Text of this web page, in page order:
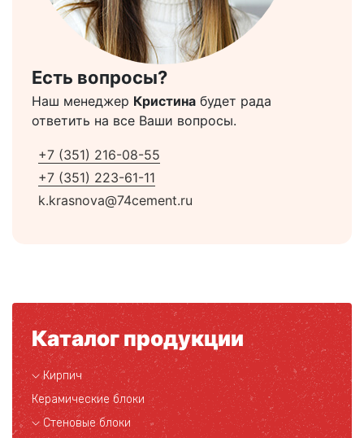
Есть вопросы?
Наш менеджер Кристина будет рада
ответить на все Ваши вопросы.
+7 (351) 216-08-55
+7 (351) 223-61-11
k.krasnova@74cement.ru
Каталог продукции
Кирпич
Керамические блоки
Стеновые блоки